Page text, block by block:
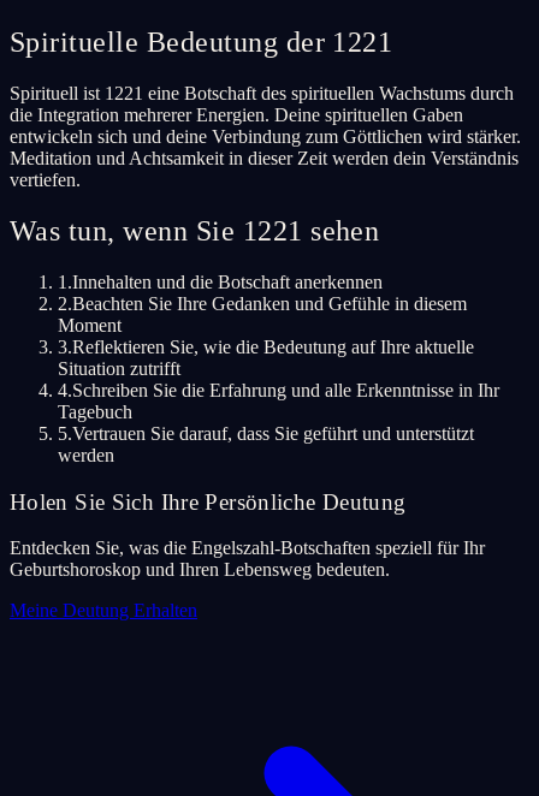
Spirituelle Bedeutung der 1221
Spirituell ist 1221 eine Botschaft des spirituellen Wachstums durch
die Integration mehrerer Energien. Deine spirituellen Gaben
entwickeln sich und deine Verbindung zum Göttlichen wird stärker.
Meditation und Achtsamkeit in dieser Zeit werden dein Verständnis
vertiefen.
Was tun, wenn Sie 1221 sehen
1.Innehalten und die Botschaft anerkennen
2.Beachten Sie Ihre Gedanken und Gefühle in diesem
Moment
3.Reflektieren Sie, wie die Bedeutung auf Ihre aktuelle
Situation zutrifft
4.Schreiben Sie die Erfahrung und alle Erkenntnisse in Ihr
Tagebuch
5.Vertrauen Sie darauf, dass Sie geführt und unterstützt
werden
Holen Sie Sich Ihre Persönliche Deutung
Entdecken Sie, was die Engelszahl-Botschaften speziell für Ihr
Geburtshoroskop und Ihren Lebensweg bedeuten.
Meine Deutung Erhalten